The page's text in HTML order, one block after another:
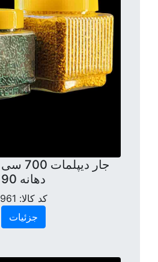
دهانه 90
کد کالا: 961
جزئیات